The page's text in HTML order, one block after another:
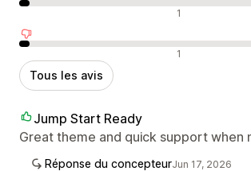
Avis neutres 1
Avis négatifs 1
Tous les avis
Jump Start Ready
Great theme and quick support when
Réponse du concepteurJun 17, 2026